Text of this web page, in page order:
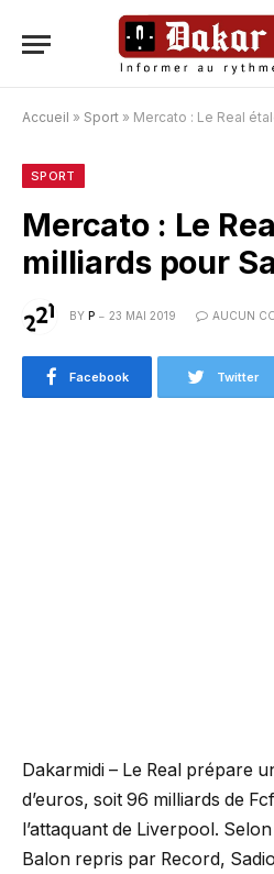
Accueil » Sport » Mercato : Le Real
SPORT
Mercato : Le
milliards pour
BY P 23 MAI 2019 AUCUN
Facebook Twitter
Dakarmidi – Le Real prépare
d’euros, soit 96 milliards de
l’attaquant de Liverpool.
Balon repris par Record,